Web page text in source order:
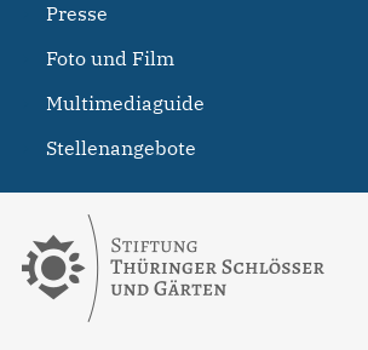
Presse
Foto und Film
Multimediaguide
Stellenangebote